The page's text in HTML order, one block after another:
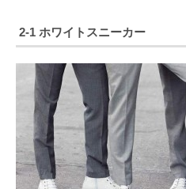
2-1 ホワイトスニーカー